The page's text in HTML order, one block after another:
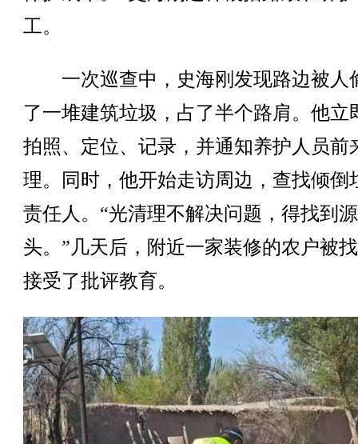
工。
一次巡查中，史海刚发现路边被人
了一堆建筑垃圾，占了半个路肩。他立
拍照、定位、记录，并通知养护人员前
理。同时，他开始走访周边，查找倾倒
责任人。“光清理不解决问题，得找到源
头。”几天后，附近一家装修的农户被
接受了批评教育。